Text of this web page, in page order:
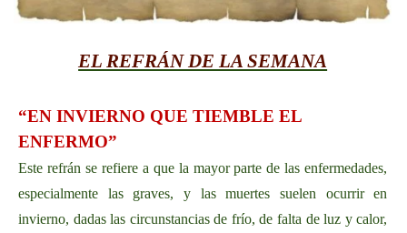
EL REFRÁN DE LA SEMANA
“EN INVIERNO QUE TIEMBLE EL
ENFERMO”
Este refrán se refiere a que la mayor parte de las enfermedades,
especialmente las graves, y las muertes suelen ocurrir en
invierno, dadas las circunstancias de frío, de falta de luz y calor,